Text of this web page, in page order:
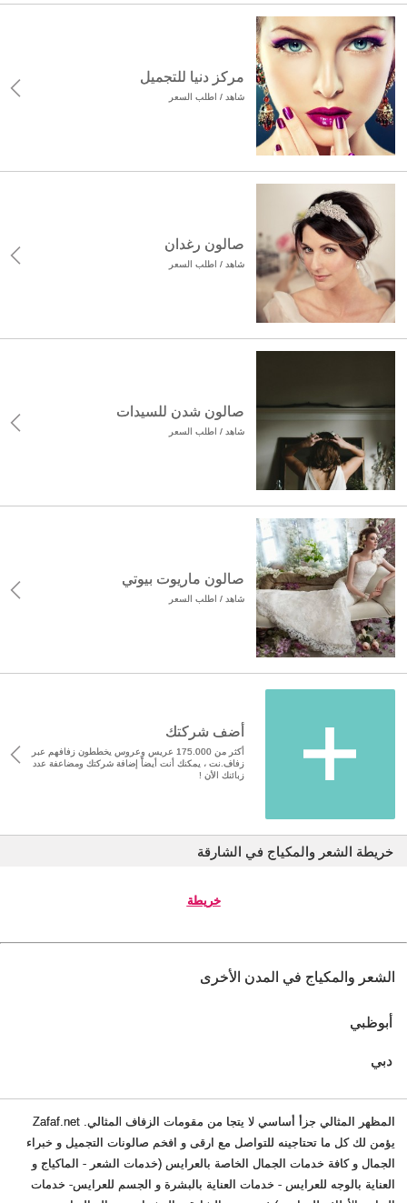
مركز دنيا للتجميل
شاهد / اطلب السعر
صالون رغدان
شاهد / اطلب السعر
صالون شدن للسيدات
شاهد / اطلب السعر
صالون ماريوت بيوتي
شاهد / اطلب السعر
أضف شركتك
أكثر من 175.000 عريس وعروس يخططون زفافهم عبر
زفاف.نت ، يمكنك أنت أيضاً إضافة شركتك ومضاعفة عدد
زبائنك الأن !
خريطة الشعر والمكياج في الشارقة
خريطة
الشعر والمكياج في المدن الأخرى
أبوظبي
دبي
المظهر المثالي جزأ أساسي لا يتجا من مقومات الزفاف lلمثالي. Zafaf.net
يؤمن لك كل ما تحتاجينه للتواصل مع ارقى و افخم صالونات التجميل و خبراء
الجمال و كافة خدمات الجمال الخاصة بالعرايس (خدمات الشعر - الماكياج و
العناية بالوجه للعرايس - خدمات العناية بالبشرة و الجسم للعرايس- خدمات